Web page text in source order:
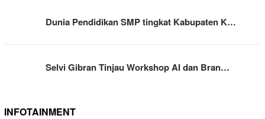
Dunia Pendidikan SMP tingkat Kabupaten K…
Selvi Gibran Tinjau Workshop AI dan Bran…
INFOTAINMENT